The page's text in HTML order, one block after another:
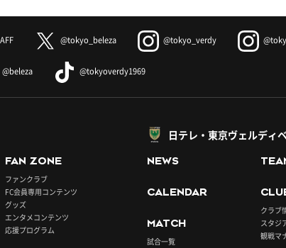
@tokyo_beleza @tokyo_verdy
@beleza @tokyoverdy1969
FAN ZONE
ファンクラブ
FC会員専用コンテンツ
グッズ
エンタメコンテンツ
応援プログラム
日テレ・東京ヴェルディ
NEWS
CALENDAR
MATCH
試合一覧
クラブ
スタジ
観戦マ